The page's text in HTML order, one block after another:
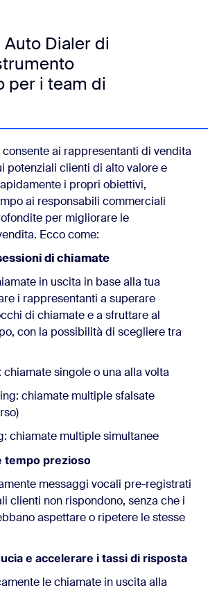
Dialer di
per i team di
ai rappresentanti di vendita
potenziali clienti di alto valore e
i propri obiettivi,
ai responsabili commerciali
per migliorare le
Ecco come:
di chiamate
in uscita in base alla tua
i rappresentanti a superare
di chiamate e a sfruttare al
con la possibilità di scegliere tra
singole o una alla volta
chiamate multiple sfalsate
chiamate multiple simultanee
tempo prezioso
messaggi vocali pre-registrati
clienti non rispondono, senza che i
aspettare o ripetere le stesse
e accelerare i tassi di risposta
le chiamate in uscita alla